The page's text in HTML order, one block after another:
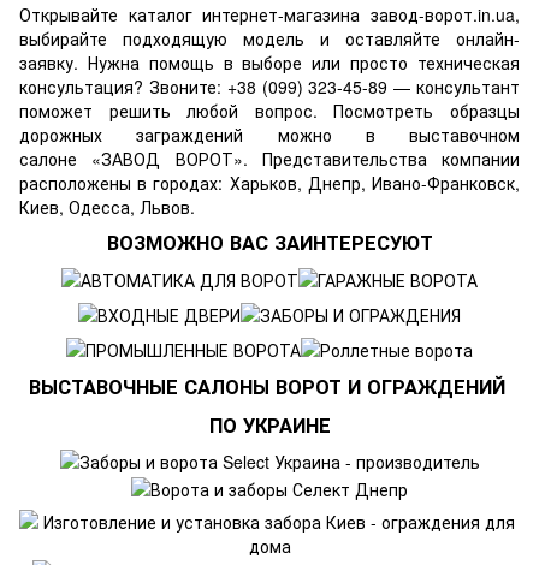
Открывайте каталог интернет-магазина завод-ворот.in.ua,
выбирайте подходящую модель и оставляйте онлайн-
заявку. Нужна помощь в выборе или просто техническая
консультация? Звоните: +38 (099) 323-45-89 — консультант
поможет решить любой вопрос. Посмотреть образцы
дорожных заграждений можно в выставочном
салоне «ЗАВОД ВОРОТ». Представительства компании
расположены в городах: Харьков, Днепр, Ивано-Франковск,
Киев, Одесса, Львов.
ВОЗМОЖНО ВАС ЗАИНТЕРЕСУЮТ
ВЫСТАВОЧНЫЕ САЛОНЫ ВОРОТ И ОГРАЖДЕНИЙ
ПО УКРАИНЕ